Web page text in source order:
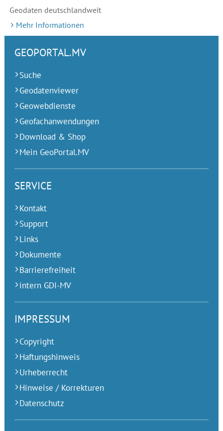
Geodaten deutschlandweit
Mehr Informationen
GEOPORTAL.MV
Suche
Geodatenviewer
Geowebdienste
Geofachanwendungen
Download & Shop
Mein GeoPortal.MV
SERVICE
Kontakt
Support
Links
Dokumente
Barrierefreiheit
intern GDI-MV
IMPRESSUM
Copyright
Haftungshinweis
Urheberrecht
Hinweise / Korrekturen
Datenschutz